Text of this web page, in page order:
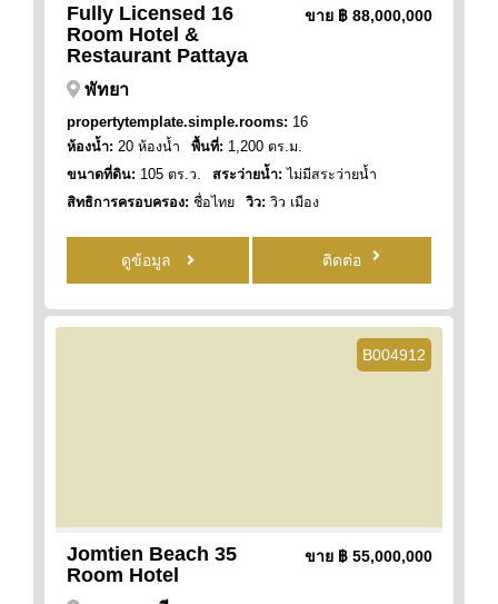
Fully Licensed 16
Room Hotel &
Restaurant Pattaya
ขาย ฿ 88,000,000
พัทยา
propertytemplate.simple.rooms: 16
ห้องน้ำ: 20 ห้องน้ำ พื้นที่: 1,200 ตร.ม.
ขนาดที่ดิน: 105 ตร.ว. สระว่ายน้ำ: ไม่มีสระว่ายน้ำ
สิทธิการครอบครอง: ชื่อไทย วิว: วิว เมือง
ดูข้อมูล ติดต่อ
B004912
Jomtien Beach 35
Room Hotel
ขาย ฿ 55,000,000